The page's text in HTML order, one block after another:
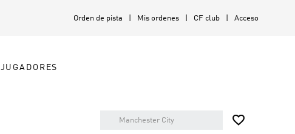
Orden de pista Mis ordenes CF club Acceso
JUGADORES
